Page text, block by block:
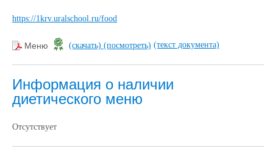
https://1krv.uralschool.ru/food
Меню (скачать) (посмотреть) (текст документа)
Информация о наличии
диетического меню
Отсутствует